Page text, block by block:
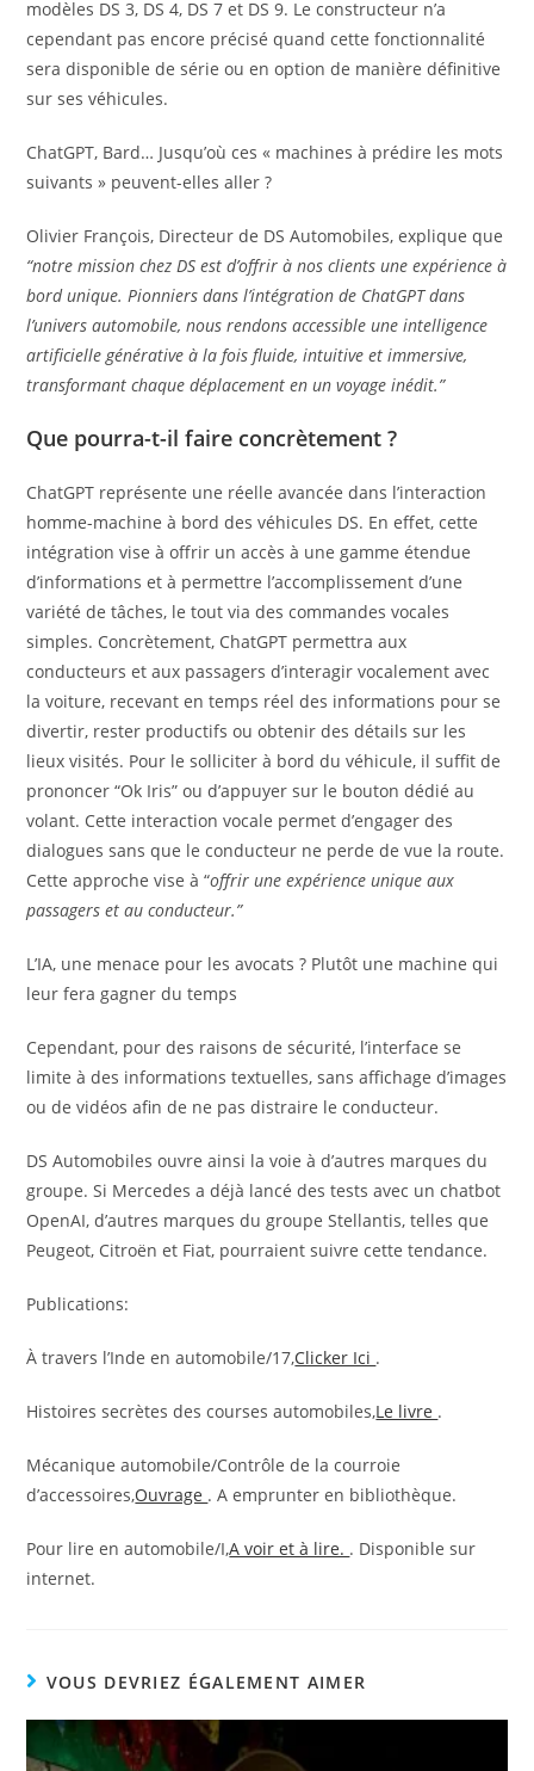
modèles DS 3, DS 4, DS 7 et DS 9. Le constructeur n’a
cependant pas encore précisé quand cette fonctionnalité
sera disponible de série ou en option de manière définitive
sur ses véhicules.
ChatGPT, Bard… Jusqu’où ces « machines à prédire les mots
suivants » peuvent-elles aller ?
Olivier François, Directeur de DS Automobiles, explique que
“notre mission chez DS est d’offrir à nos clients une expérience à
bord unique. Pionniers dans l’intégration de ChatGPT dans
l’univers automobile, nous rendons accessible une intelligence
artificielle générative à la fois fluide, intuitive et immersive,
transformant chaque déplacement en un voyage inédit.”
Que pourra-t-il faire concrètement ?
ChatGPT représente une réelle avancée dans l’interaction
homme-machine à bord des véhicules DS. En effet, cette
intégration vise à offrir un accès à une gamme étendue
d’informations et à permettre l’accomplissement d’une
variété de tâches, le tout via des commandes vocales
simples. Concrètement, ChatGPT permettra aux
conducteurs et aux passagers d’interagir vocalement avec
la voiture, recevant en temps réel des informations pour se
divertir, rester productifs ou obtenir des détails sur les
lieux visités. Pour le solliciter à bord du véhicule, il suffit de
prononcer “Ok Iris” ou d’appuyer sur le bouton dédié au
volant. Cette interaction vocale permet d’engager des
dialogues sans que le conducteur ne perde de vue la route.
Cette approche vise à “offrir une expérience unique aux
passagers et au conducteur.”
L’IA, une menace pour les avocats ? Plutôt une machine qui
leur fera gagner du temps
Cependant, pour des raisons de sécurité, l’interface se
limite à des informations textuelles, sans affichage d’images
ou de vidéos afin de ne pas distraire le conducteur.
DS Automobiles ouvre ainsi la voie à d’autres marques du
groupe. Si Mercedes a déjà lancé des tests avec un chatbot
OpenAI, d’autres marques du groupe Stellantis, telles que
Peugeot, Citroën et Fiat, pourraient suivre cette tendance.
Publications:
À travers l’Inde en automobile/17,Clicker Ici .
Histoires secrètes des courses automobiles,Le livre .
Mécanique automobile/Contrôle de la courroie
d’accessoires,Ouvrage . A emprunter en bibliothèque.
Pour lire en automobile/I,A voir et à lire. . Disponible sur
internet.
VOUS DEVRIEZ ÉGALEMENT AIMER